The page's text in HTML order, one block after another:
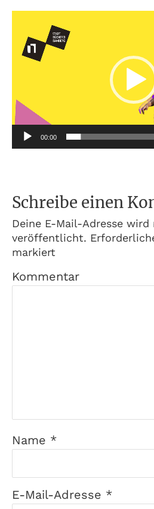
00:00
Schreibe einen
Deine E-Mail-Adresse wird
veröffentlicht.
markiert
Kommentar
Name *
E-Mail-Adresse *